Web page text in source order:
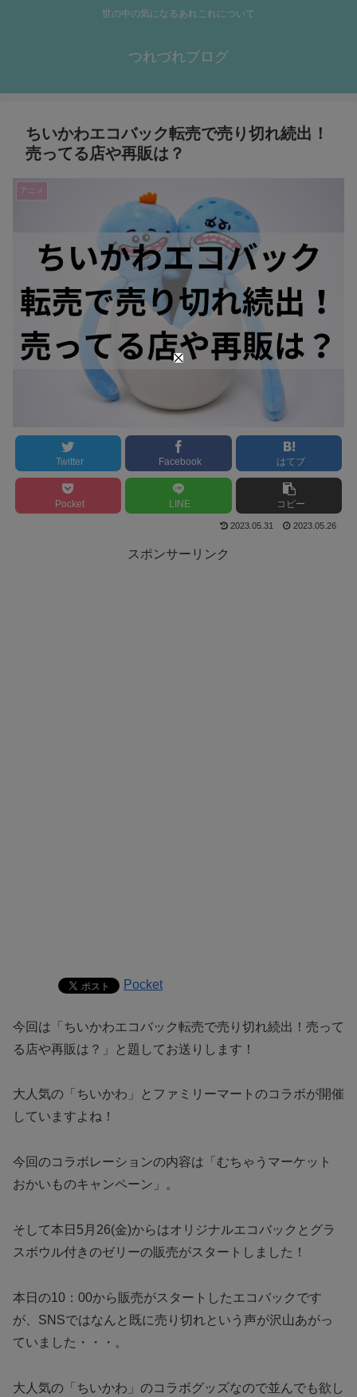
世の中の気になるあれこれについて
つれづれブログ
ちいかわエコバック転売で売り切れ続出！
売ってる店や再販は？
アニメ
Twitter Facebook はてブ
Pocket LINE コピー
2023.05.31 2023.05.26
スポンサーリンク
Pocket
今回は「ちいかわエコバック転売で売り切れ続出！売って
る店や再販は？」と題してお送りします！
大人気の「ちいかわ」とファミリーマートのコラボが開催
していますよね！
今回のコラボレーションの内容は「むちゃうマーケット
おかいものキャンペーン」。
そして本日5月26(金)からはオリジナルエコバックとグラ
スボウル付きのゼリーの販売がスタートしました！
本日の10：00から販売がスタートしたエコバックです
が、SNSではなんと既に売り切れという声が沢山あがっ
ていました・・・。
大人気の「ちいかわ」のコラボグッズなので並んでも欲し